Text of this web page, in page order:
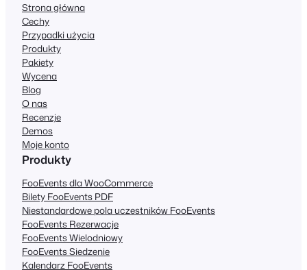
Strona główna
Cechy
Przypadki użycia
Produkty
Pakiety
Wycena
Blog
O nas
Recenzje
Demos
Moje konto
Produkty
FooEvents dla WooCommerce
Bilety FooEvents PDF
Niestandardowe pola uczestników FooEvents
FooEvents Rezerwacje
FooEvents Wielodniowy
FooEvents Siedzenie
Kalendarz FooEvents